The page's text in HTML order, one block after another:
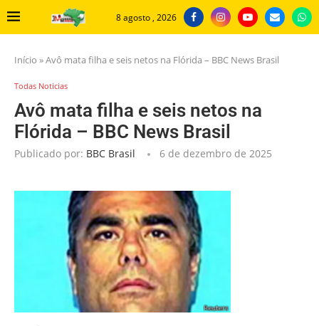
8 agosto , 2026
Início »Avô mata filha e seis netos na Flórida – BBC News Brasil
Todas Noticias
Avô mata filha e seis netos na
Flórida – BBC News Brasil
Publicado por: BBC Brasil 6 de dezembro de 2025